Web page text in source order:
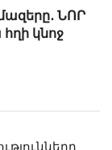
ՆՈՐ
կնոջ